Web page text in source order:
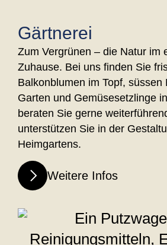
Gärtnerei
Zum Vergrünen – die Natur im
Zuhause. Bei uns finden Sie
Balkonblumen im Topf, süssen
Garten und Gemüsesetzlinge
beraten Sie gerne
unterstützen Sie in der
Heimgartens.
Weitere Infos